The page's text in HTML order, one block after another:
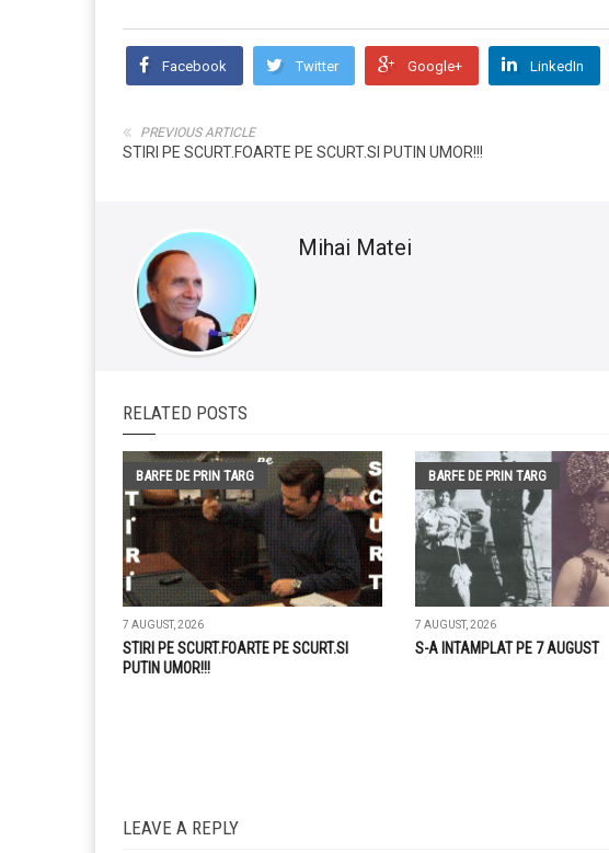
Facebook Twitter Google+ LinkedIn
PREVIOUS ARTICLE
STIRI PE SCURT.FOARTE PE SCURT.SI PUTIN UMOR!!!
Mihai Matei
RELATED POSTS
BARFE DE PRIN TARG
7 AUGUST, 2026
STIRI PE SCURT.FOARTE PE SCURT.SI
PUTIN UMOR!!!
BARFE DE PRIN TARG
7 AUGUST, 2026
S-A INTAMPLAT PE 7 AUGUST
LEAVE A REPLY